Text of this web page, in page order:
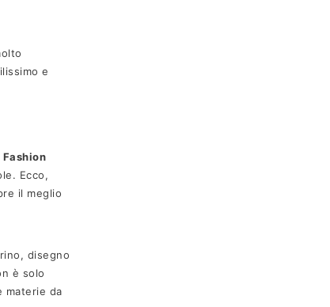
e
Ecco,
il meglio
disegno
è solo
materie da